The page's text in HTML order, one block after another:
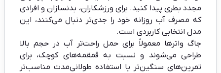
مجدد بطری پیدا کنید. برای ورزشکاران، بدنسازان و افرادی
که مصرف آب روزانه خود را جدی‌تر دنبال می‌کنند، این
مدل انتخابی کاربردی است.
جاگ واترها معمولاً برای حمل راحت‌تر آب در حجم بالا
طراحی می‌شوند و نسبت به قمقمه‌های کوچک، برای
تمرین‌های سنگین‌تر یا استفاده طولانی‌مدت مناسب‌تر